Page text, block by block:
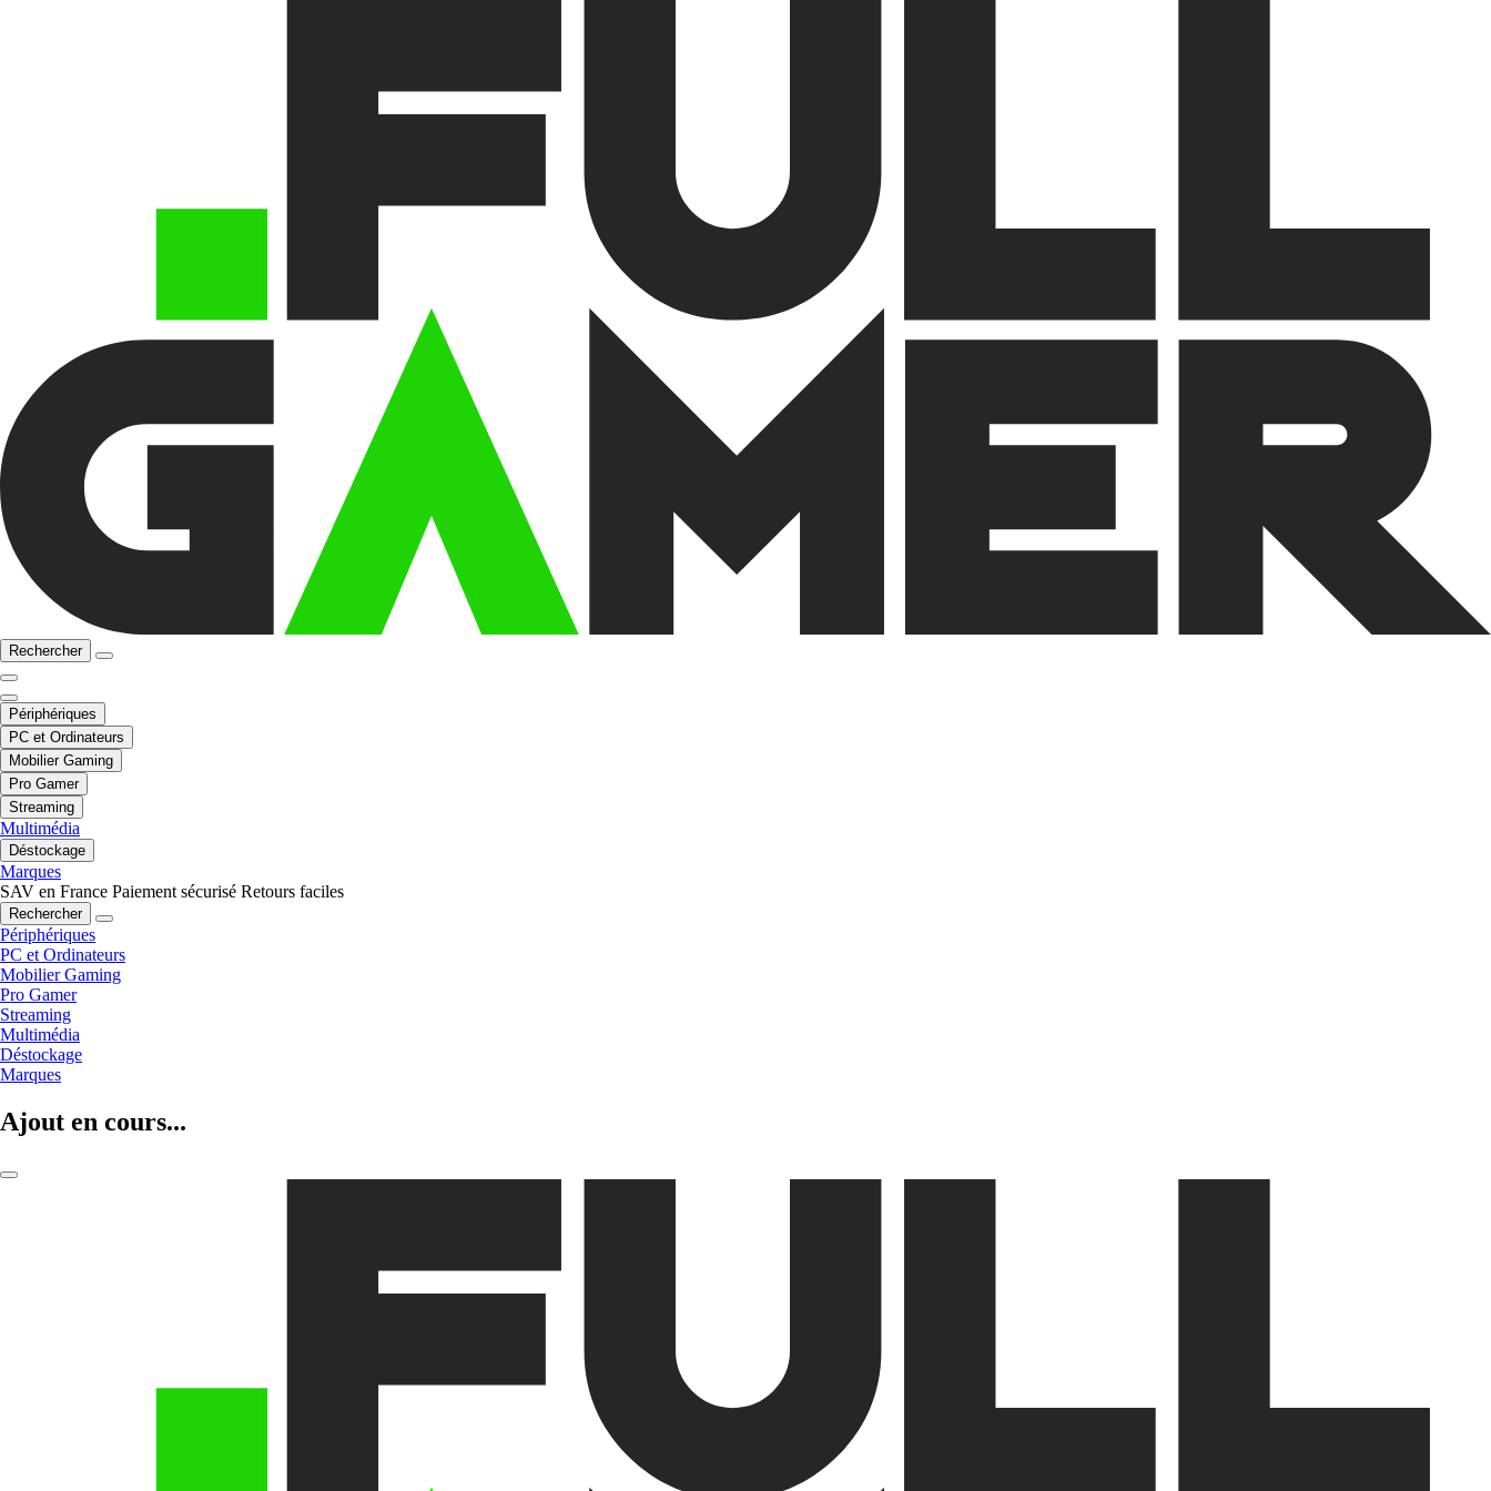
Rechercher
Périphériques
PC et Ordinateurs
Mobilier Gaming
Pro Gamer
Streaming
Multimédia
Déstockage
Marques
SAV en France Paiement sécurisé Retours faciles
Rechercher
Périphériques
PC et Ordinateurs
Mobilier Gaming
Pro Gamer
Streaming
Multimédia
Déstockage
Marques
Ajout en cours...